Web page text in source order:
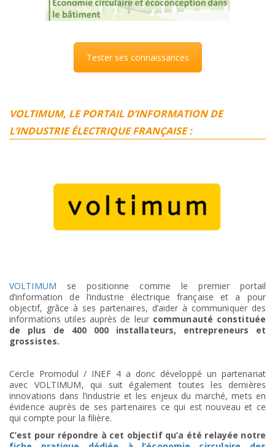
Tester ses connaissances
VOLTIMUM, LE PORTAIL D’INFORMATION DE
L’INDUSTRIE ÉLECTRIQUE FRANÇAISE :
VOLTIMUM se positionne comme le premier portail
d’information de l’industrie électrique française et a pour
objectif, grâce à ses partenaires, d’aider à communiquer des
informations utiles auprès de leur communauté constituée
de plus de 400 000 installateurs, entrepreneurs et
grossistes.
Cercle Promodul / INEF 4 a donc développé un partenariat
avec VOLTIMUM, qui suit également toutes les dernières
innovations dans l’industrie et les enjeux du marché, mets en
évidence auprès de ses partenaires ce qui est nouveau et ce
qui compte pour la filière.
C’est pour répondre à cet objectif qu’a été relayée notre